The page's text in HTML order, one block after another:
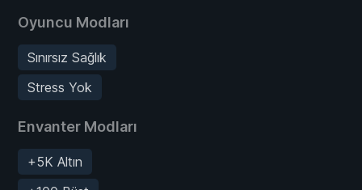
Oyuncu Modları
Sınırsız Sağlık
Stress Yok
Envanter Modları
+5K Altın